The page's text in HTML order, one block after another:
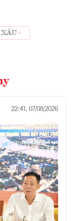
XẤU
22:41, 07/08/2026